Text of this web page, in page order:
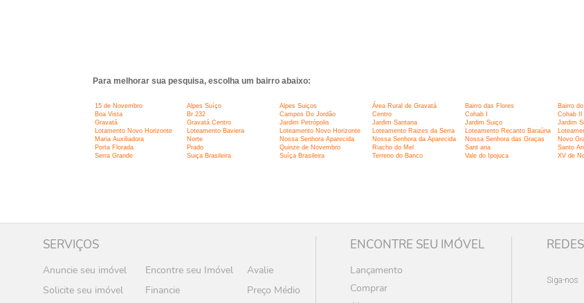
Para melhorar sua pesquisa, escolha um bairro abaixo:
15 de Novembro Alpes Suíço Alpes Suiços Área Rural de Gravatá Bairro das Flores Bairro
Boa Vista
Br 232 Campos Do Jordão Centro Cohab I Cohab II
Gravatá
Gravatá Centro Jardim Petrópolis Jardim Santana Jardim Suiço Jardim
Lotamento Novo Horizonte
Loteamento Baviera Loteamento Novo Horizonte Loteamento Raizes da Serra Loteamento Recanto Baraúna
Maria Auxiliadora
Norte Nossa Senhora Aparecida Nossa Senhora da Aparecida Nossa Senhora das Graças Novo
Porta Florada
Prado Quinze de Novembro Riacho do Mel Sant ana Santo
Serra Grande
Suiça Brasileira Suíça Brasileira Terreno do Banco Vale do Ipojuca XV de
SERVIÇOS
Anuncie seu imóvel Encontre seu Imóvel
Avalie
Solicite seu imóvel
Financie Preço Médio
ENCONTRE SEU IMÓVEL
Lançamento
Comprar
Siga-nos